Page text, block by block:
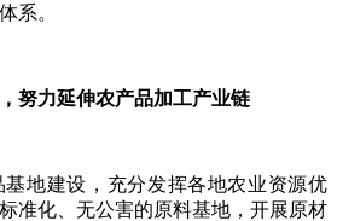
系。
力延伸农产品加工产业链
建设，充分发挥各地农业资源优
准化、无公害的原料基地，开展原材